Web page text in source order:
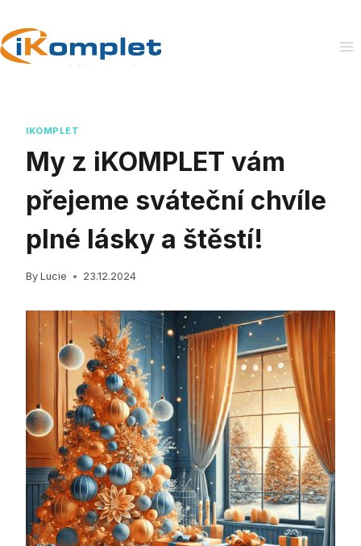
to
content
IKOMPLET
My z iKOMPLET vám
přejeme sváteční chvíle
plné lásky a štěstí!
By Lucie 23.12.2024